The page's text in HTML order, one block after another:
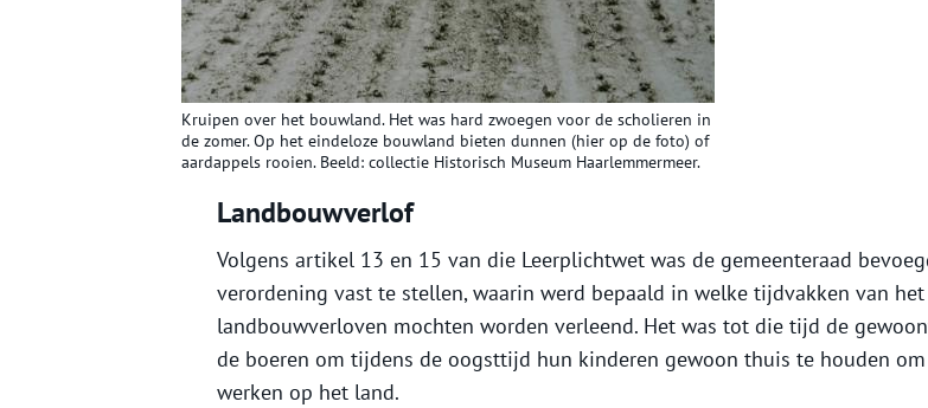
Kruipen over het bouwland. Het was hard zwoegen voor de scholieren in
de zomer. Op het eindeloze bouwland bieten dunnen (hier op de foto) of
aardappels rooien. Beeld: collectie Historisch Museum Haarlemmermeer.
Landbouwverlof
Volgens artikel 13 en 15 van die Leerplichtwet was de gemeenteraad
verordening vast te stellen, waarin werd bepaald in welke tijdvakken van
landbouwverloven mochten worden verleend. Het was tot die tijd de
de boeren om tijdens de oogsttijd hun kinderen gewoon thuis te houden
werken op het land.